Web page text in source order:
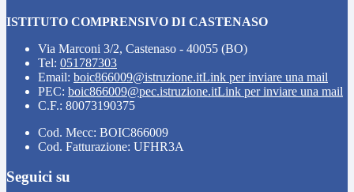
ISTITUTO COMPRENSIVO DI CASTENASO
Via Marconi 3/2, Castenaso - 40055 (BO)
Tel: 051787303
Email: boic866009@istruzione.itLink per inviare una mail
PEC: boic866009@pec.istruzione.itLink per inviare una mail
C.F.: 80073190375
Cod. Mecc: BOIC866009
Cod. Fatturazione: UFHR3A
Seguici su